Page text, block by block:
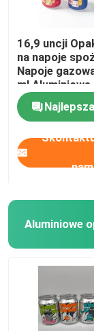
16,9 uncji
na napoje
Napoje
ml
Aluminiowe